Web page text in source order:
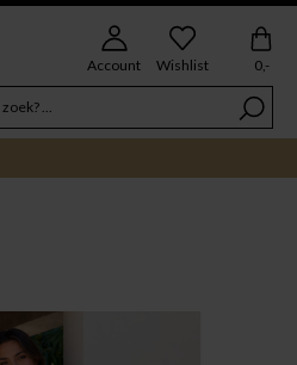
Account Wishlist 0,-